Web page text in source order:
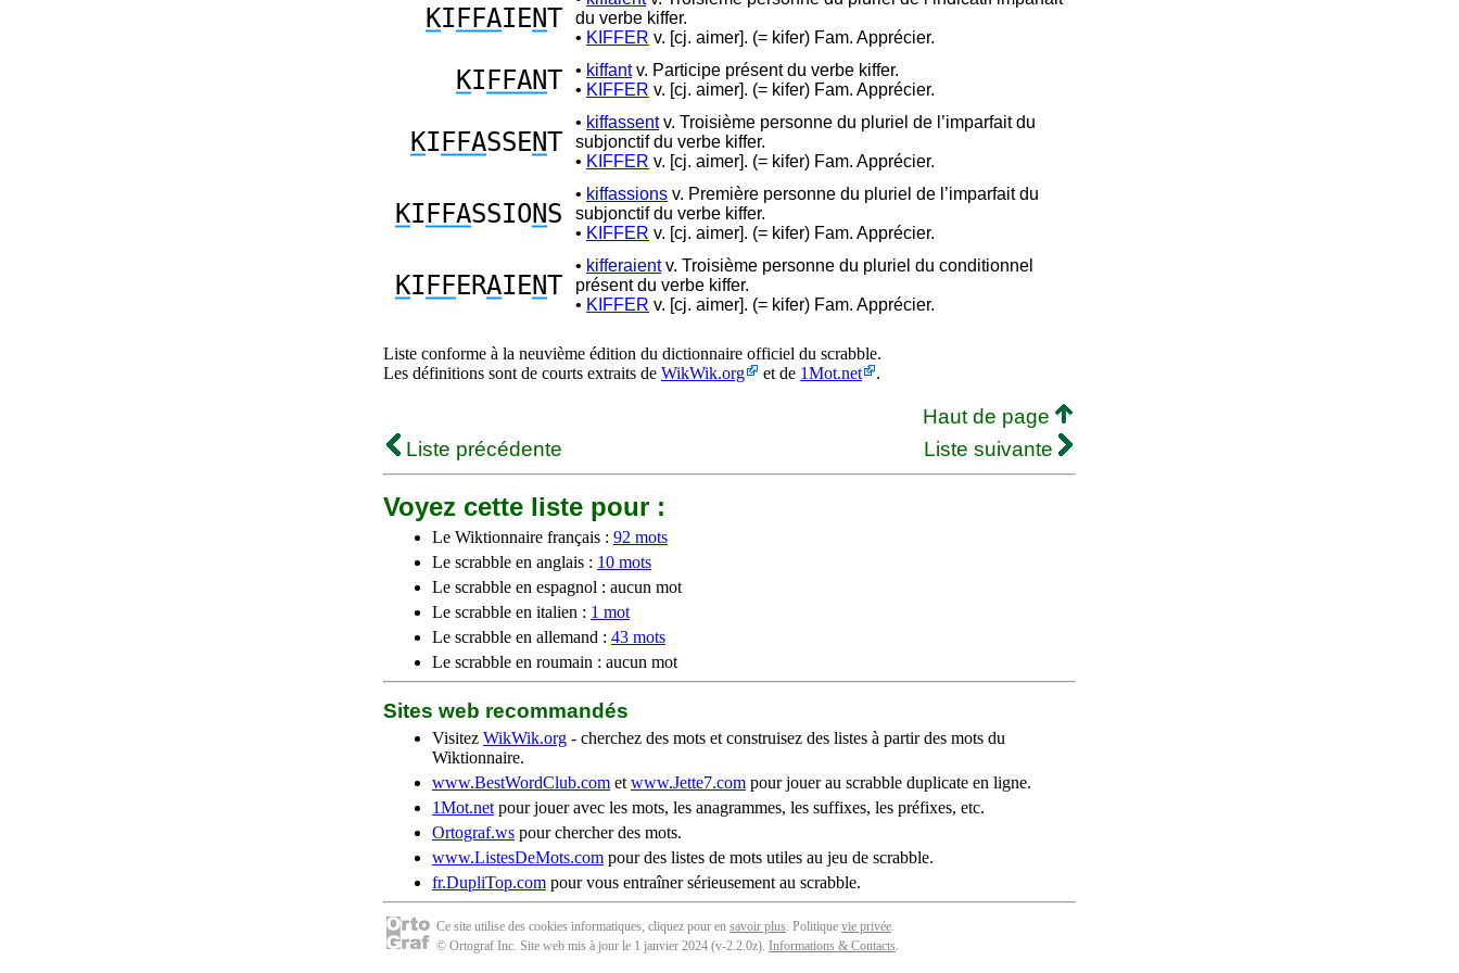
KI FFAIENT
du verbe kiffer.
• KIFFER v. [cj. aimer]. (= kifer) Fam. Apprécier.
KI FFANT • kiffantv. Participe présent du verbe kiffer.
• KIFFER v. [cj. aimer]. (= kifer) Fam. Apprécier.
KI FFASSENT
• kiffassentv. Troisième personne du pluriel de l’imparfait du
subjonctif du verbe kiffer.
• KIFFER v. [cj. aimer]. (= kifer) Fam. Apprécier.
KI FFASSIONS
• kiffassions v. Première personne du pluriel de l’imparfait du
subjonctif du verbe kiffer.
• KIFFER v. [cj. aimer]. (= kifer) Fam. Apprécier.
KI FFERAIENT
• kifferaientv. Troisième personne du pluriel du conditionnel
présent du verbe kiffer.
• KIFFER v. [cj. aimer]. (= kifer) Fam. Apprécier.
Liste conforme à la neuvième édition du dictionnaire officiel du scrabble.
Les définitions sont de courts extraits de WikWik.org et de 1Mot.net .
Haut de page
Liste précédente
Liste suivante
Voyez cette liste pour :
Le Wiktionnaire français : 92 mots
Le scrabble en anglais : 10 mots
Le scrabble en espagnol : aucun mot
Le scrabble en italien : 1 mot
Le scrabble en allemand : 43 mots
Le scrabble en roumain : aucun mot
Sites web recommandés
Visitez WikWik.org - cherchez des mots et construisez des listes à partir des mots du
Wiktionnaire.
www.BestWordClub.com et www.Jette7.com pour jouer au scrabble duplicate en ligne.
1Mot.net pour jouer avec les mots, les anagrammes, les suffixes, les préfixes, etc.
Ortograf.ws pour chercher des mots.
www.ListesDeMots.com pour des listes de mots utiles au jeu de scrabble.
fr.DupliTop.com pour vous entraîner sérieusement au scrabble.
Ce site utilise des cookies informatiques, cliquez pour en savoir plus. Politique vie privée.
© Ortograf Inc. Site web mis à jour le 1 janvier 2024 (v-2.2.0z). Informations & Contacts.